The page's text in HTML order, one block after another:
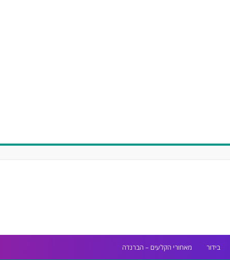
בידור מאחורי הקלעים – הברנז'ה